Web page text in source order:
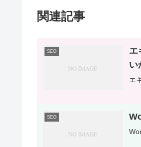
関連記事
SEO
エ
い
エ
SEO